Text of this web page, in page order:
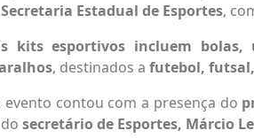
Secretaria Estadual de Esportes,
kits esportivos incluem
, destinados a futebol,
evento contou com a presença do
secretário de Esportes, Márcio